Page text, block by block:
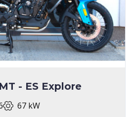
- ES Explore
67 kW